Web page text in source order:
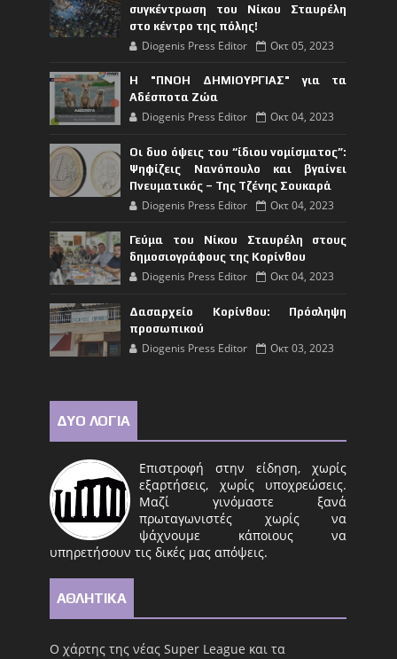
συγκέντρωση του Νίκου Σταυρέλη
στο κέντρο της πόλης!
Diogenis Press Editor Οκτ 05, 2023
Η "ΠΝΟΗ ΔΗΜΙΟΥΡΓΙΑΣ" για τα
Αδέσποτα Ζώα
Diogenis Press Editor Οκτ 04, 2023
Οι δυο όψεις του “ίδιου νομίσματος”:
Ψηφίζεις Νανόπουλο και βγαίνει
Πνευματικός – Της Τζένης Σουκαρά
Diogenis Press Editor Οκτ 04, 2023
Γεύμα του Νίκου Σταυρέλη στους
δημοσιογράφους της Κορίνθου
Diogenis Press Editor Οκτ 04, 2023
Δασαρχείο Κορίνθου: Πρόσληψη
προσωπικού
Diogenis Press Editor Οκτ 03, 2023
ΔΥΟ ΛΟΓΙΑ
Επιστροφή στην είδηση, χωρίς
εξαρτήσεις, χωρίς υποχρεώσεις.
Μαζί γινόμαστε ξανά
πρωταγωνιστές χωρίς να
ψάχνουμε κάποιους να
υπηρετήσουν τις δικές μας απόψεις.
ΑΘΛΗΤΙΚΑ
Ο χάρτης της νέας Super League και τα